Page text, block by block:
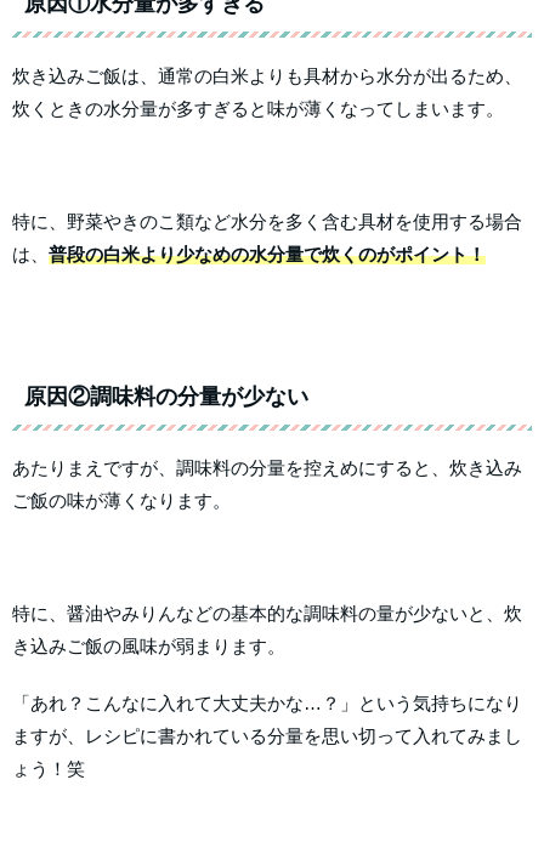
炊き込みご飯は、通常の白米よりも具材から水分が出るため、
炊くときの水分量が多すぎると味が薄くなってしまいます。
特に、野菜やきのこ類など水分を多く含む具材を使用する場合
は、 普段の白米より少なめの水分量で炊くのがポイント！
原因②調味料の分量が少ない
あたりまえですが、調味料の分量を控えめにすると、炊き込み
ご飯の味が薄くなります。
特に、醤油やみりんなどの基本的な調味料の量が少ないと、炊
き込みご飯の風味が弱まります。
「あれ？こんなに入れて大丈夫かな…？」という気持ちになり
ますが、レシピに書かれている分量を思い切って入れてみまし
ょう！笑